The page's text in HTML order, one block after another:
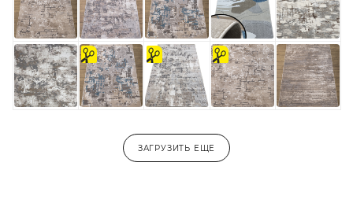
на
отрез
На
отрез
на
отрез
ЗАГРУЗИТЬ ЕЩЕ